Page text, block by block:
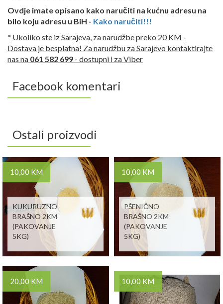
Ovdje imate opisano kako naručiti na kućnu adresu na
bilo koju adresu u BiH - Kako naručiti!!!
* Ukoliko ste iz Sarajeva, za narudžbe preko 20 KM -
Dostava je besplatna! Za narudžbu za Sarajevo kontaktirajte
nas na 061 582 699 - dostupni i za Viber
Facebook komentari
Ostali proizvodi
10,00 KM
KUKURUZNO
BRAŠNO 2KM
(PAKOVANJE
5KG)
10,00 KM
PŠENIČNO
BRAŠNO 2KM
(PAKOVANJE
5KG)
20,00 KM 10,00 KM